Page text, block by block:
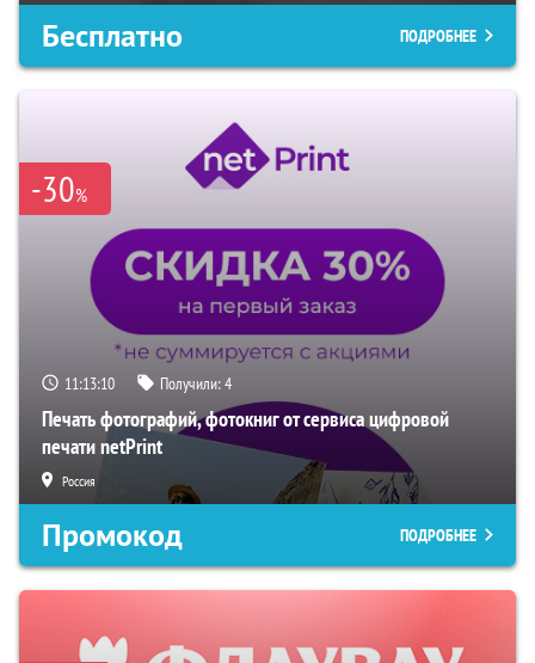
Бесплатно ПОДРОБНЕЕ
-30%
11:13:09 Получили:4
Печать фотографий, фотокниг от сервиса цифровой
печати netPrint
Россия
Промокод ПОДРОБНЕЕ